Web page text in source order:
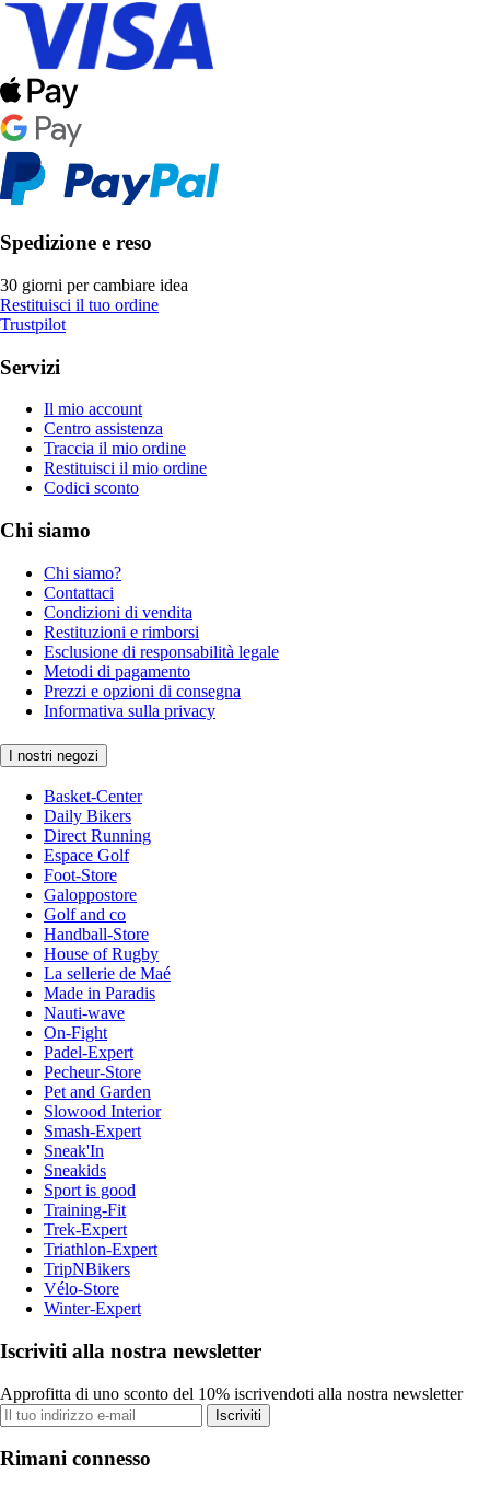
Spedizione e reso
30 giorni per cambiare idea
Restituisci il tuo ordine
Trustpilot
Servizi
Il mio account
Centro assistenza
Traccia il mio ordine
Restituisci il mio ordine
Codici sconto
Chi siamo
Chi siamo?
Contattaci
Condizioni di vendita
Restituzioni e rimborsi
Esclusione di responsabilità legale
Metodi di pagamento
Prezzi e opzioni di consegna
Informativa sulla privacy
I nostri negozi
Basket-Center
Daily Bikers
Direct Running
Espace Golf
Foot-Store
Galoppostore
Golf and co
Handball-Store
House of Rugby
La sellerie de Maé
Made in Paradis
Nauti-wave
On-Fight
Padel-Expert
Pecheur-Store
Pet and Garden
Slowood Interior
Smash-Expert
Sneak'In
Sneakids
Sport is good
Training-Fit
Trek-Expert
Triathlon-Expert
TripNBikers
Vélo-Store
Winter-Expert
Iscriviti alla nostra newsletter
Approfitta di uno sconto del 10% iscrivendoti alla nostra newsletter
Iscriviti
Rimani connesso